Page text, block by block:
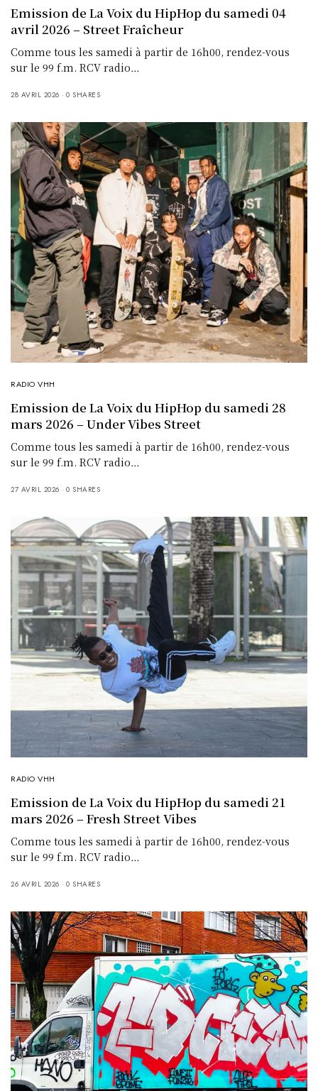
Emission de La Voix du HipHop du samedi 04
avril 2026 – Street Fraîcheur
Comme tous les samedi à partir de 16h00, rendez-vous
sur le 99 f.m. RCV radio…
28 AVRIL 2026 0 SHARES
RADIO VHH
Emission de La Voix du HipHop du samedi 28
mars 2026 – Under Vibes Street
Comme tous les samedi à partir de 16h00, rendez-vous
sur le 99 f.m. RCV radio…
27 AVRIL 2026 0 SHARES
RADIO VHH
Emission de La Voix du HipHop du samedi 21
mars 2026 – Fresh Street Vibes
Comme tous les samedi à partir de 16h00, rendez-vous
sur le 99 f.m. RCV radio…
26 AVRIL 2026 0 SHARES